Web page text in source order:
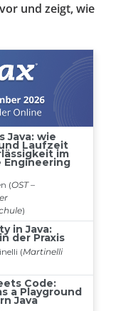
und zeigt, wie